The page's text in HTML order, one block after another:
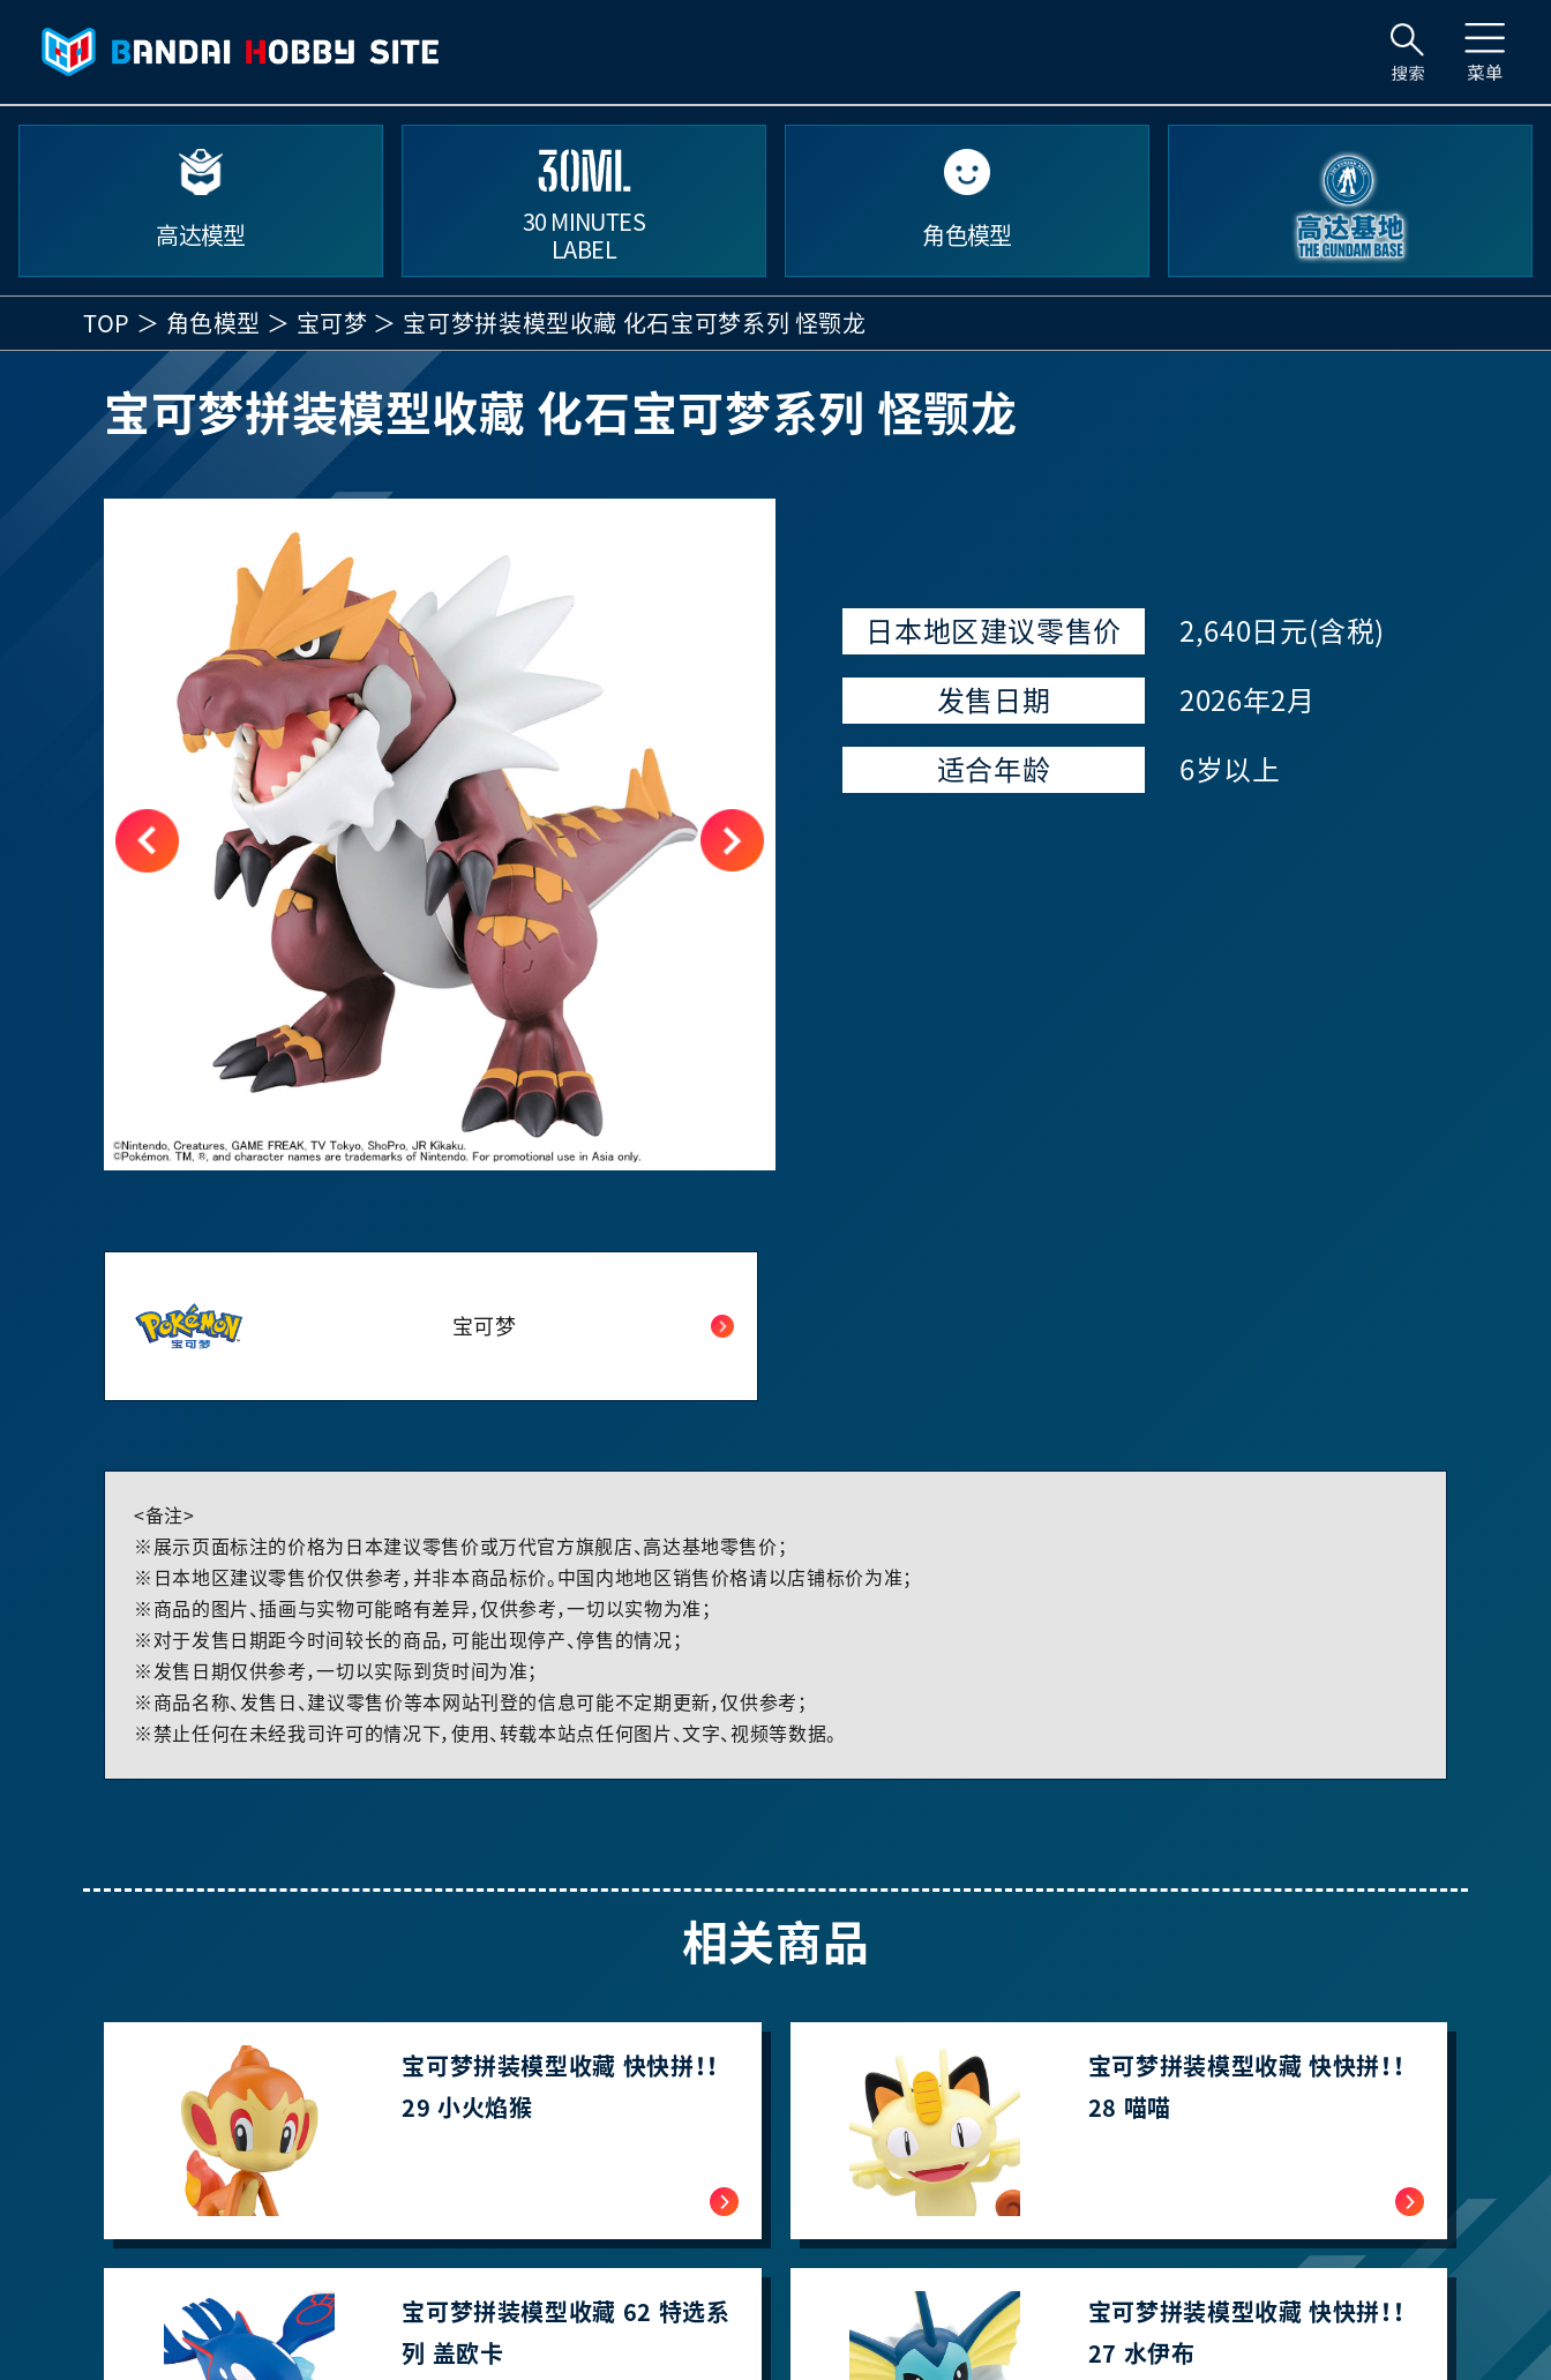
高达模型
30 MINUTES
LABEL
角色模型
TOP 角色模型 宝可梦 宝可梦拼装模型收藏 化石宝可梦系列 怪颚龙
宝可梦拼装模型收藏 化石宝可梦系列 怪颚龙
日本地区建议零售价 2,640日元(含税)
发售日期 2026年2月
适合年龄 6岁以上
宝可梦
<备注>
※展示页面标注的价格为日本建议零售价或万代官方旗舰店、高达基地零售价；
※日本地区建议零售价仅供参考，并非本商品标价。中国内地地区销售价格请以店铺标价为准；
※商品的图片、插画与实物可能略有差异，仅供参考，一切以实物为准；
※对于发售日期距今时间较长的商品，可能出现停产、停售的情况；
※发售日期仅供参考，一切以实际到货时间为准；
※商品名称、发售日、建议零售价等本网站刊登的信息可能不定期更新，仅供参考；
※禁止任何在未经我司许可的情况下，使用、转载本站点任何图片、文字、视频等数据。
相关商品
宝可梦拼装模型收藏 快快拼！！
29 小火焰猴
宝可梦拼装模型收藏 快快拼！！
28 喵喵
宝可梦拼装模型收藏 62 特选系
列 盖欧卡
宝可梦拼装模型收藏 快快拼！！
27 水伊布